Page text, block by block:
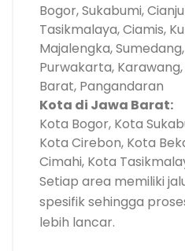
Bogor, Sukabumi,
Tasikmalaya, Ciamis,
Majalengka,
Purwakarta, Karawang,
Barat, Pangandaran
Kota di Jawa Barat:
Kota Bogor, Kota
Kota Cirebon, Kota
Cimahi, Kota
Setiap area memiliki
spesifik sehingga
lebih lancar.